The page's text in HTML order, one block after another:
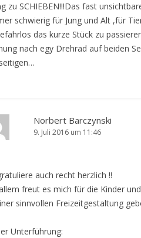
zu SCHIEBEN!!!Das fast
schwierig für Jung und Alt ,für
das kurze Stück zu
nach egy Drehrad auf beiden
Norbert Barczynski
9. Juli 2016 um 11:46
auch recht herzlich !!
freut es mich für die Kinder
sinnvollen Freizeitgestaltung
Unterführung: